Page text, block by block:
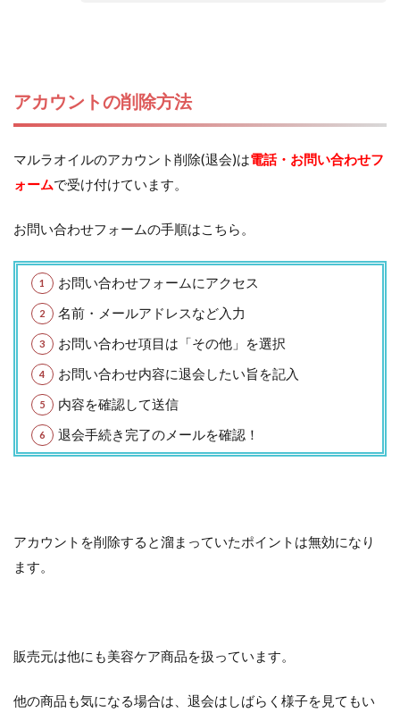
アカウントの削除方法
マルラオイルのアカウント削除(退会)は電話・お問い合わせフ
ォームで受け付けています。
お問い合わせフォームの手順はこちら。
お問い合わせフォームにアクセス
名前・メールアドレスなど入力
お問い合わせ項目は「その他」を選択
お問い合わせ内容に退会したい旨を記入
内容を確認して送信
退会手続き完了のメールを確認！
アカウントを削除すると溜まっていたポイントは無効になり
ます。
販売元は他にも美容ケア商品を扱っています。
他の商品も気になる場合は、退会はしばらく様子を見てもい